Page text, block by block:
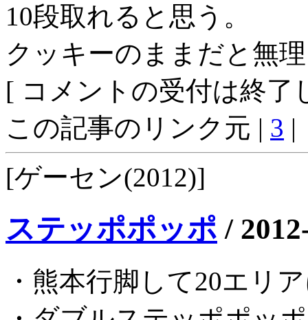
10段取れると思う。
クッキーのままだと無
[ コメントの受付は終了
この記事のリンク元 | 3 |
[ゲーセン(2012)]
ステッポポッポ /
・熊本行脚して20エリ